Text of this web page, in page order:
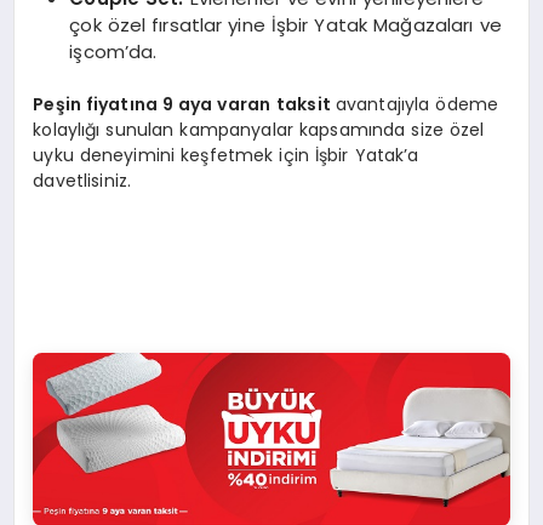
çok özel fırsatlar yine İşbir Yatak Mağazaları ve
işcom’da.
Peşin fiyatına 9 aya varan taksit avantajıyla ödeme
kolaylığı sunulan kampanyalar kapsamında size özel
uyku deneyimini keşfetmek için İşbir Yatak’a
davetlisiniz.